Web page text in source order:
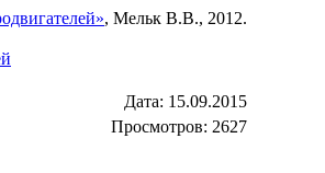
, Мельк В.В., 2012.
Дата: 15.09.2015
Просмотров: 2627